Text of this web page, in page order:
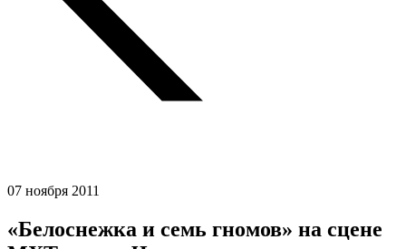
07 ноября 2011
«Белоснежка и семь гномов» на сцене